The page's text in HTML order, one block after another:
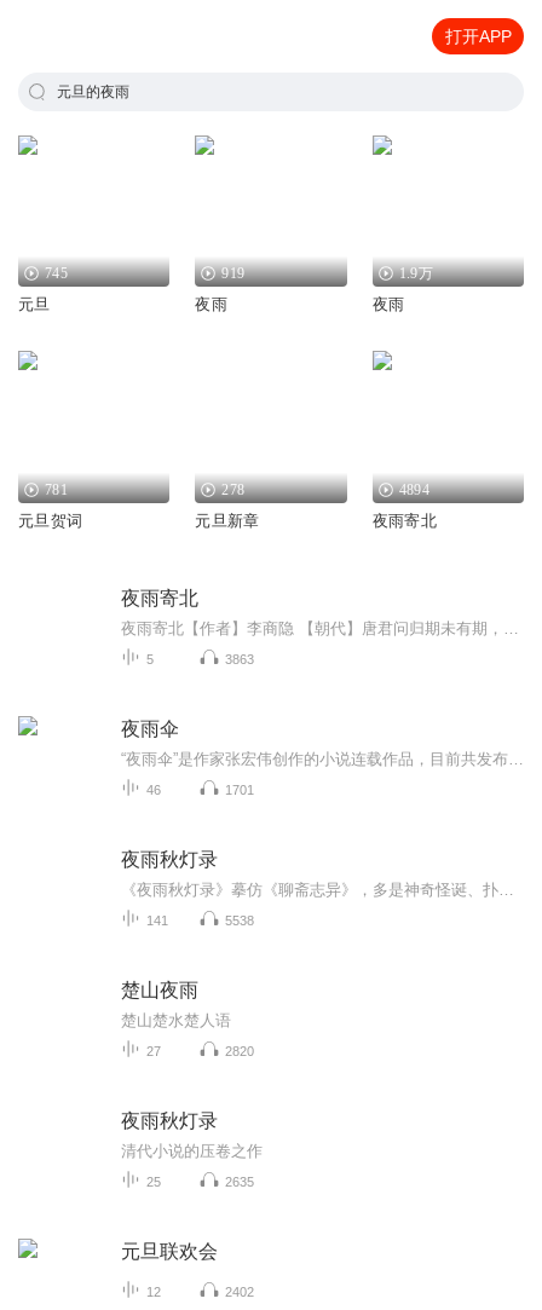
打开APP
元旦的夜雨
745
元旦
919
夜雨
1.9万
夜雨
781
元旦贺词
278
元旦新章
4894
夜雨寄北
夜雨寄北
5 3863
夜雨伞
46 1701
夜雨秋灯录
141 5538
楚山夜雨
楚山楚水楚人语
27 2820
夜雨秋灯录
清代小说的压卷之作
25 2635
元旦联欢会
12 2402